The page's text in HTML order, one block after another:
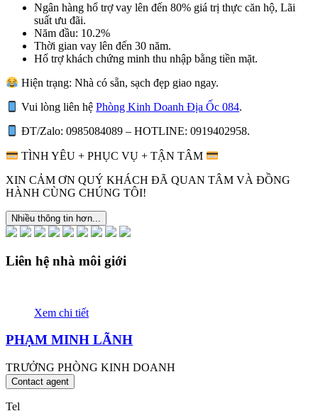
Ngân hàng hổ trợ vay lên đến 80% giá trị thực căn hộ, Lãi
suất ưu đãi.
Năm đầu: 10.2%
Thời gian vay lên đến 30 năm.
Hổ trợ khách chứng minh thu nhập bằng tiền mặt.
Hiện trạng: Nhà có sẵn, sạch đẹp giao ngay.
Vui lòng liên hệPhòng Kinh Doanh Địa Ốc 084.
ĐT/Zalo: 0985084089 – HOTLINE: 0919402958.
TÌNH YÊU + PHỤC VỤ + TẬN TÂM
XIN CẢM ƠN QUÝ KHÁCH ĐÃ QUAN TÂM VÀ ĐỒNG
HÀNH CÙNG CHÚNG TÔI!
Nhiều thông tin hơn...
Liên hệ nhà môi giới
Xem chi tiết
PHẠM MINH LÃNH
TRƯỞNG PHÒNG KINH DOANH
Contact agent
Tel